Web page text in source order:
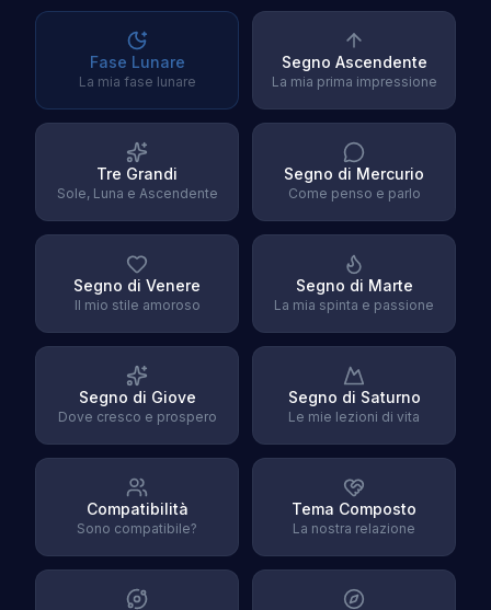
Fase Lunare
La mia fase lunare
Segno Ascendente
La mia prima impressione
Tre Grandi
Sole, Luna e Ascendente
Segno di Mercurio
Come penso e parlo
Segno di Venere
Il mio stile amoroso
Segno di Marte
La mia spinta e passione
Segno di Giove
Dove cresco e prospero
Segno di Saturno
Le mie lezioni di vita
Compatibilità
Sono compatibile?
Tema Composto
La nostra relazione